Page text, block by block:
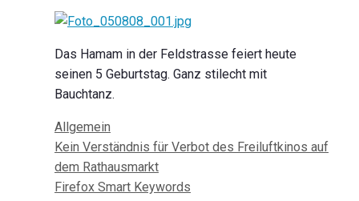
Das Hamam in der Feldstrasse feiert heute
seinen 5 Geburtstag. Ganz stilecht mit
Bauchtanz.
Kategorien
Allgemein
Beitrags-
Navigation
Kein Verständnis für Verbot des Freiluftkinos auf
dem Rathausmarkt
Firefox Smart Keywords